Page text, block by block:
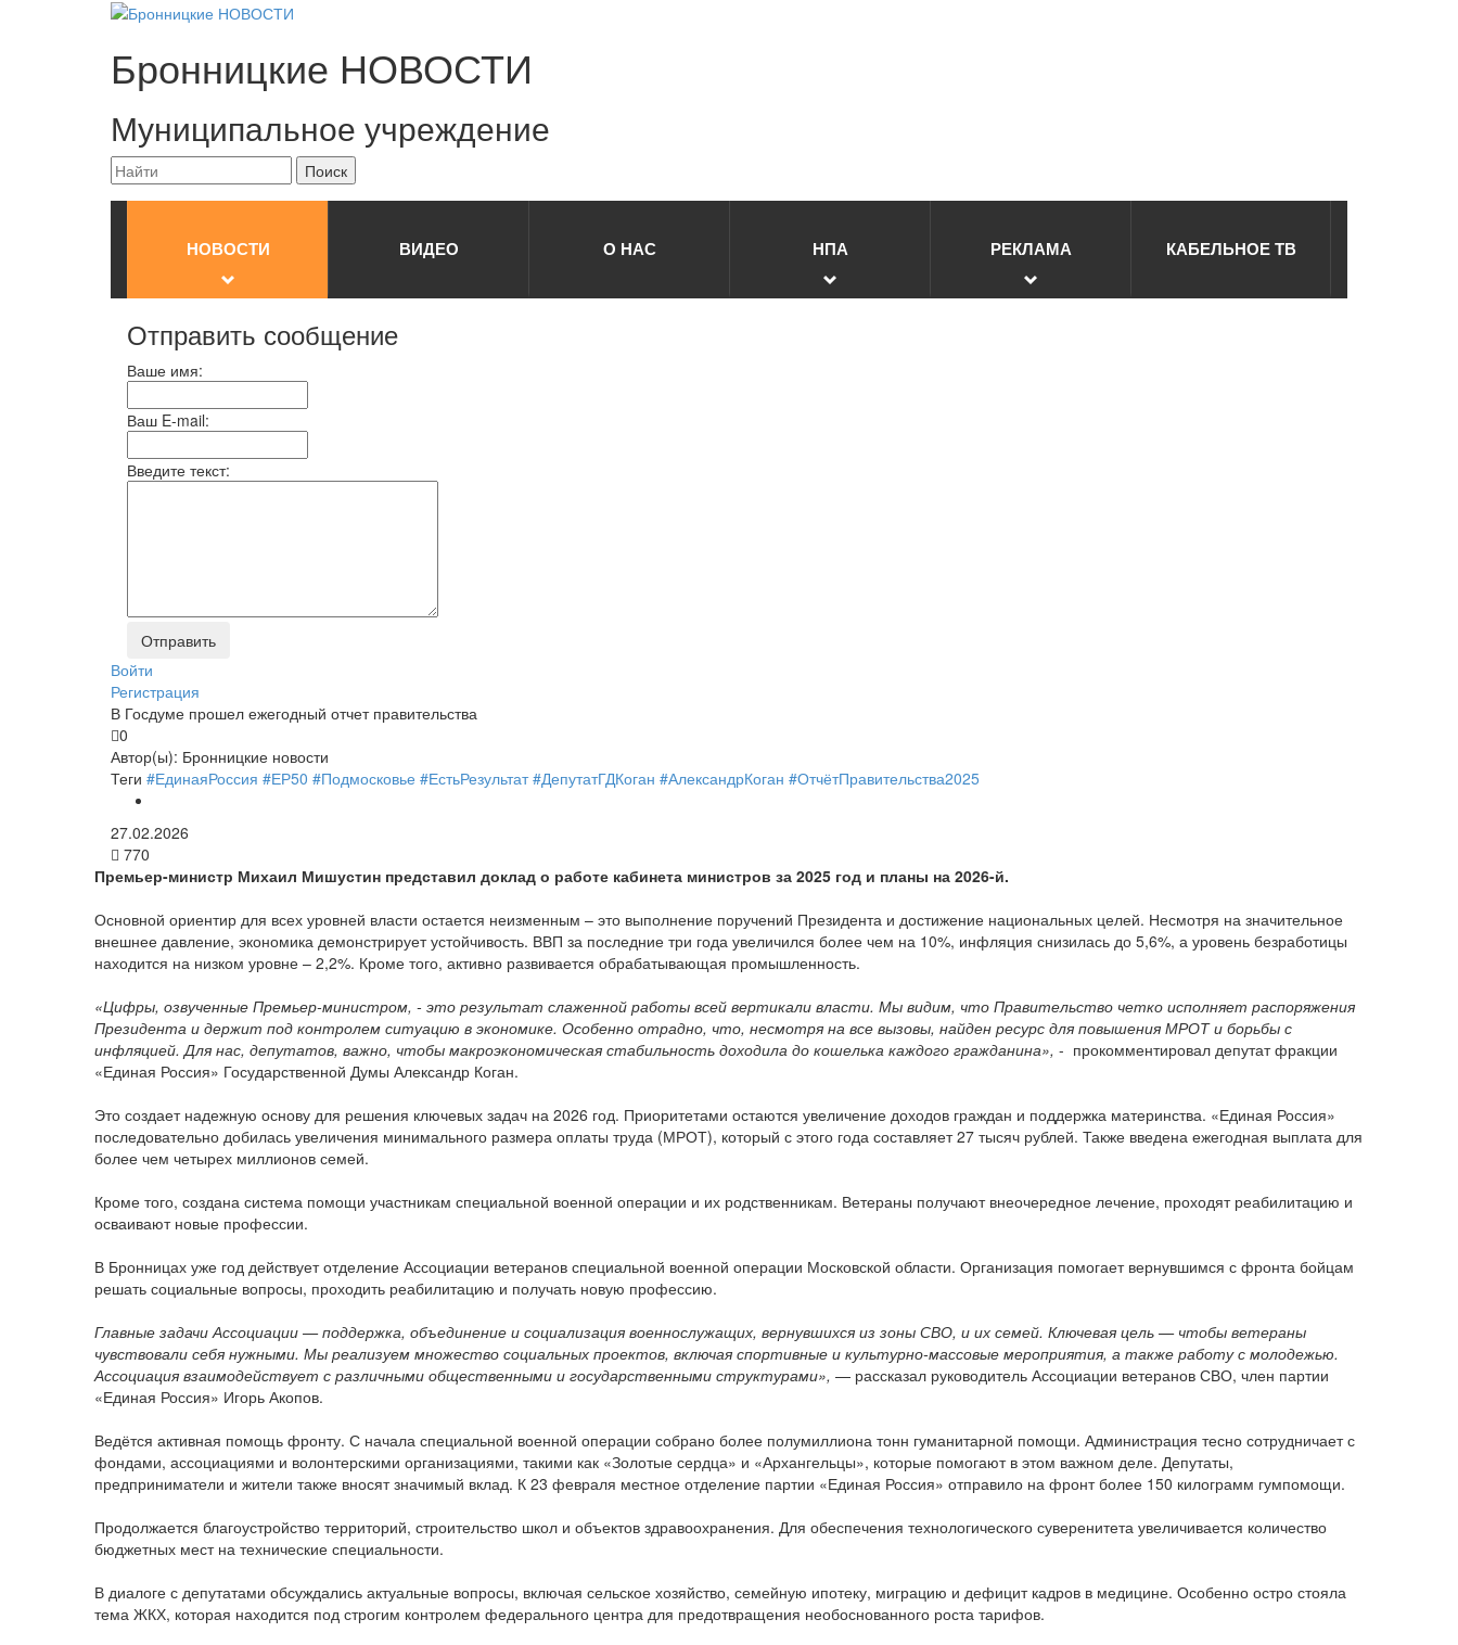
Бронницкие НОВОСТИ
Муниципальное учреждение
НОВОСТИ ВИДЕО О НАС НПА РЕКЛАМА КАБЕЛЬНОЕ ТВ
Отправить сообщение
Ваше имя:
Ваш E-mail:
Введите текст:
Войти
Регистрация
В Госдуме прошел ежегодный отчет правительства
0
Автор(ы): Бронницкие новости
Теги #ЕдинаяРоссия #ЕР50 #Подмосковье #ЕстьРезультат #ДепутатГДКоган #АлександрКоган #ОтчётПравительства2025
27.02.2026
770
Премьер-министр Михаил Мишустин представил доклад о работе кабинета министров за 2025 год и планы на 2026-й.
Основной ориентир для всех уровней власти остается неизменным – это выполнение поручений Президента и достижение национальных целей. Несмотря на значительное
внешнее давление, экономика демонстрирует устойчивость. ВВП за последние три года увеличился более чем на 10%, инфляция снизилась до 5,6%, а уровень безработицы
находится на низком уровне – 2,2%. Кроме того, активно развивается обрабатывающая промышленность.
«Цифры, озвученные Премьер-министром, - это результат слаженной работы всей вертикали власти. Мы видим, что Правительство четко исполняет распоряжения
Президента и держит под контролем ситуацию в экономике. Особенно отрадно, что, несмотря на все вызовы, найден ресурс для повышения МРОТ и борьбы с
инфляцией. Для нас, депутатов, важно, чтобы макроэкономическая стабильность доходила до кошелька каждого гражданина», - прокомментировал депутат фракции
«Единая Россия» Государственной Думы Александр Коган.
Это создает надежную основу для решения ключевых задач на 2026 год. Приоритетами остаются увеличение доходов граждан и поддержка материнства. «Единая Россия»
последовательно добилась увеличения минимального размера оплаты труда (МРОТ), который с этого года составляет 27 тысяч рублей. Также введена ежегодная выплата для
более чем четырех миллионов семей.
Кроме того, создана система помощи участникам специальной военной операции и их родственникам. Ветераны получают внеочередное лечение, проходят реабилитацию и
осваивают новые профессии.
В Бронницах уже год действует отделение Ассоциации ветеранов специальной военной операции Московской области. Организация помогает вернувшимся с фронта бойцам
решать социальные вопросы, проходить реабилитацию и получать новую профессию.
Главные задачи Ассоциации — поддержка, объединение и социализация военнослужащих, вернувшихся из зоны СВО, и их семей. Ключевая цель — чтобы ветераны
чувствовали себя нужными. Мы реализуем множество социальных проектов, включая спортивные и культурно-массовые мероприятия, а также работу с молодежью.
Ассоциация взаимодействует с различными общественными и государственными структурами», — рассказал руководитель Ассоциации ветеранов СВО, член партии
«Единая Россия» Игорь Акопов.
Ведётся активная помощь фронту. С начала специальной военной операции собрано более полумиллиона тонн гуманитарной помощи. Администрация тесно сотрудничает с
фондами, ассоциациями и волонтерскими организациями, такими как «Золотые сердца» и «Архангельцы», которые помогают в этом важном деле. Депутаты,
предприниматели и жители также вносят значимый вклад. К 23 февраля местное отделение партии «Единая Россия» отправило на фронт более 150 килограмм гумпомощи.
Продолжается благоустройство территорий, строительство школ и объектов здравоохранения. Для обеспечения технологического суверенитета увеличивается количество
бюджетных мест на технические специальности.
В диалоге с депутатами обсуждались актуальные вопросы, включая сельское хозяйство, семейную ипотеку, миграцию и дефицит кадров в медицине. Особенно остро стояла
тема ЖКХ, которая находится под строгим контролем федерального центра для предотвращения необоснованного роста тарифов.